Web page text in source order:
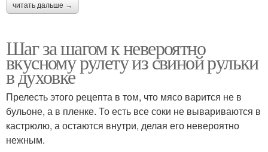
читать дальше →
Шаг за шагом к невероятно
вкусному рулету из свиной рульки
в духовке
Прелесть этого рецепта в том, что мясо варится не в
бульоне, а в пленке. То есть все соки не вывариваются в
кастрюлю, а остаются внутри, делая его невероятно
нежным.